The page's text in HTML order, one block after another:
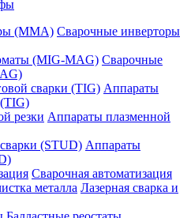
Сварочные инверторы
Сварочные
Аппараты
Аппараты плазменной
Аппараты
Сварочная автоматизация
Лазерная сварка и